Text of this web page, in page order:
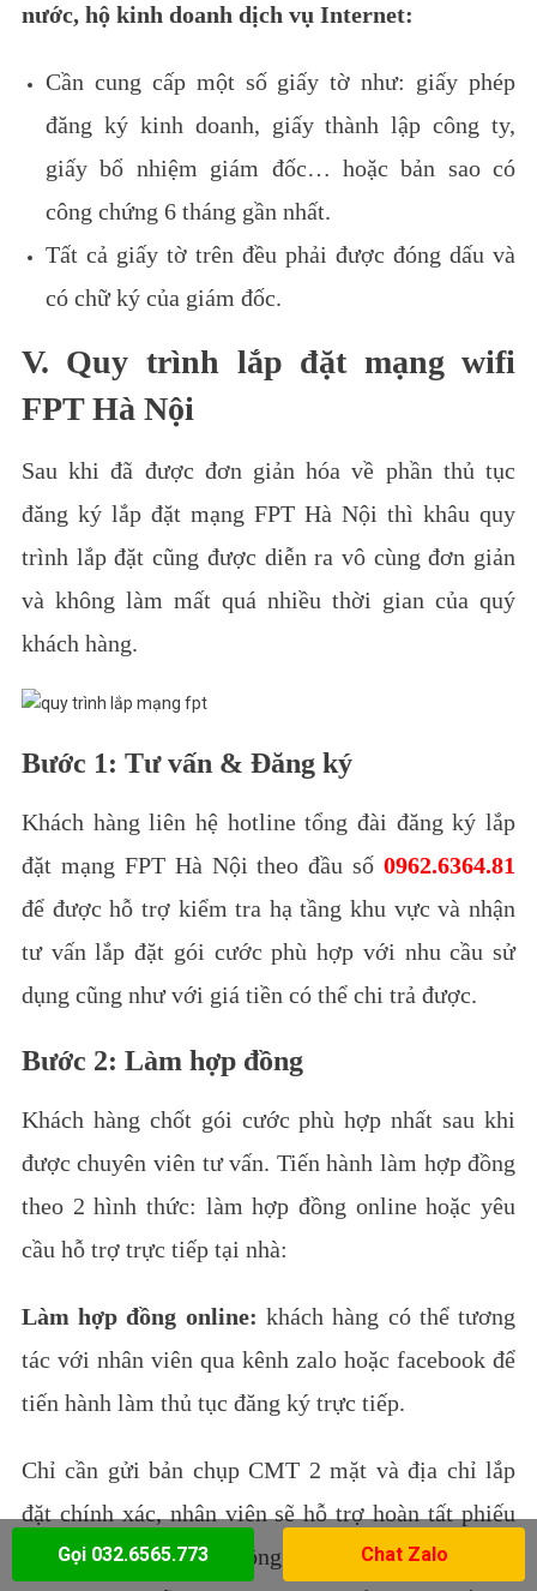
nước, hộ kinh doanh dịch vụ Internet:
Cần cung cấp một số giấy tờ như: giấy phép
đăng ký kinh doanh, giấy thành lập công ty,
giấy bổ nhiệm giám đốc… hoặc bản sao có
công chứng 6 tháng gần nhất.
Tất cả giấy tờ trên đều phải được đóng dấu và
có chữ ký của giám đốc.
V. Quy trình lắp đặt mạng wifi
FPT Hà Nội
Sau khi đã được đơn giản hóa về phần thủ tục
đăng ký lắp đặt mạng FPT Hà Nội thì khâu quy
trình lắp đặt cũng được diễn ra vô cùng đơn giản
và không làm mất quá nhiều thời gian của quý
khách hàng.
Bước 1: Tư vấn & Đăng ký
Khách hàng liên hệ hotline tổng đài đăng ký lắp
đặt mạng FPT Hà Nội theo đầu số0962.6364.81
để được hỗ trợ kiểm tra hạ tầng khu vực và nhận
tư vấn lắp đặt gói cước phù hợp với nhu cầu sử
dụng cũng như với giá tiền có thể chi trả được.
Bước 2: Làm hợp đồng
Khách hàng chốt gói cước phù hợp nhất sau khi
được chuyên viên tư vấn. Tiến hành làm hợp đồng
theo 2 hình thức: làm hợp đồng online hoặc yêu
cầu hỗ trợ trực tiếp tại nhà:
Làm hợp đồng online: khách hàng có thể tương
tác với nhân viên qua kênh zalo hoặc facebook để
tiến hành làm thủ tục đăng ký trực tiếp.
Chỉ cần gửi bản chụp CMT 2 mặt và địa chỉ lắp
đặt chính xác, nhân viên sẽ hỗ trợ hoàn tất phiếu
đăng ký và gửi hợp đồng điện tử lại sau 5 phút
Gọi 032.6565.773 Chat Zalo